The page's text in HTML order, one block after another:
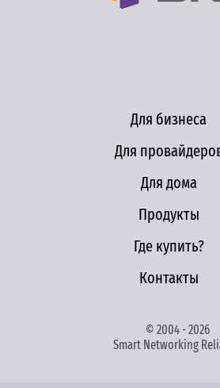
Для бизнеса
Для
Для дома
Продукты
Где купить?
Контакты
© 2004 - 2026
Smart Networking